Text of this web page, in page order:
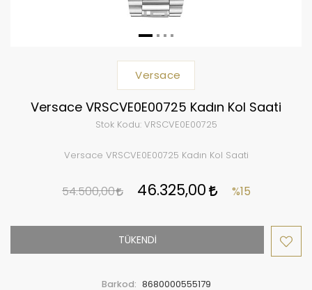
Versace
Versace VRSCVE0E00725 Kadın Kol Saati
Stok Kodu:VRSCVE0E00725
Versace VRSCVE0E00725 Kadın Kol Saati
54.500,00 46.325,00 %15
TÜKENDİ
Barkod: 8680000555179